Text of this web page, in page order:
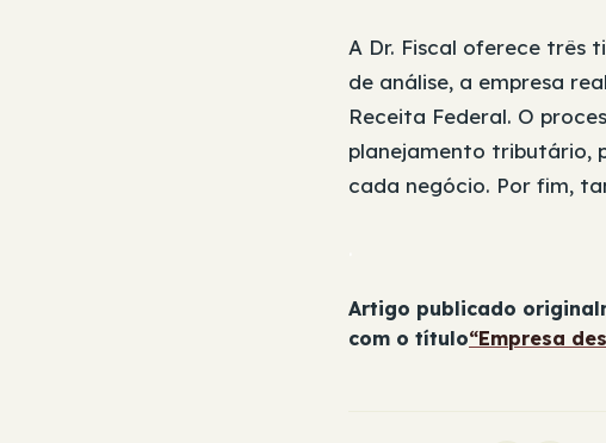
A Dr. Fiscal oferece três
de análise, a empresa
Receita Federal. O
planejamento tributário,
cada negócio. Por fim,
Artigo publicado
com o título“Empresa